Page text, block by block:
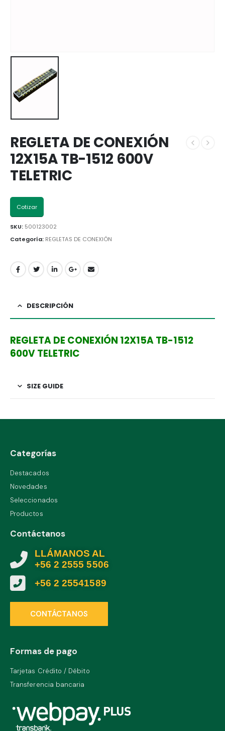
REGLETA DE CONEXIÓN
12X15A TB-1512 600V
TELETRIC
Cotizar
SKU: 500123002
Categoría: REGLETAS DE CONEXIÓN
DESCRIPCIÓN
REGLETA DE CONEXIÓN 12X15A TB-1512
600V TELETRIC
SIZE GUIDE
Categorías
Destacados
Novedades
Seleccionados
Productos
Contáctanos
LLÁMANOS AL
+56 2 2555 5506
+56 2 25541589
CONTÁCTANOS
Formas de pago
Tarjetas Crédito / Débito
Transferencia bancaria